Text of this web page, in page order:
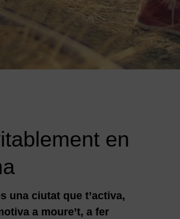
en
una ciutat que t’activa,
a moure’t, a fer